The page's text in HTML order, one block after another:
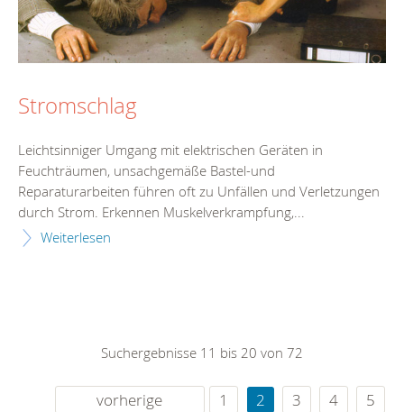
Stromschlag
Leichtsinniger Umgang mit elektrischen Geräten in
Feuchträumen, unsachgemäße Bastel-und
Reparaturarbeiten führen oft zu Unfällen und Verletzungen
durch Strom. Erkennen Muskelverkrampfung,...
Weiterlesen
Suchergebnisse 11 bis 20 von 72
vorherige 1 2 3 4
5